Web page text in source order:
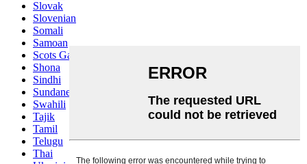
Slovak
Slovenian
Somali
Samoan
Scots Gaelic
Shona
Sindhi
Sundanese
Swahili
Tajik
Tamil
Telugu
Thai